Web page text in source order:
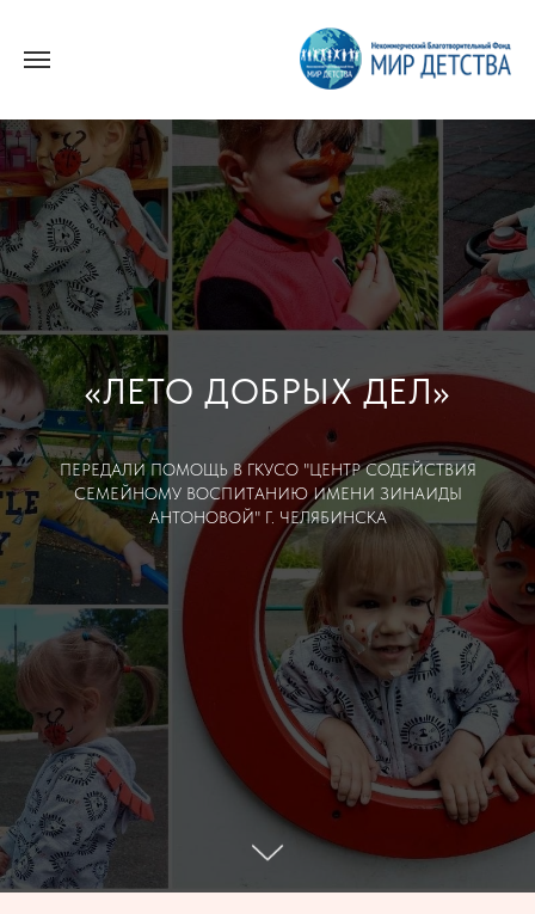
«ЛЕТО ДОБРЫХ ДЕЛ»
ПЕРЕДАЛИ ПОМОЩЬ В ГКУСО "ЦЕНТР СОДЕЙСТВИЯ
СЕМЕЙНОМУ ВОСПИТАНИЮ ИМЕНИ ЗИНАИДЫ
АНТОНОВОЙ" Г. ЧЕЛЯБИНСКА